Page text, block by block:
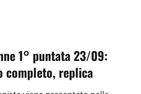
1° puntata 23/09:
completo, replica